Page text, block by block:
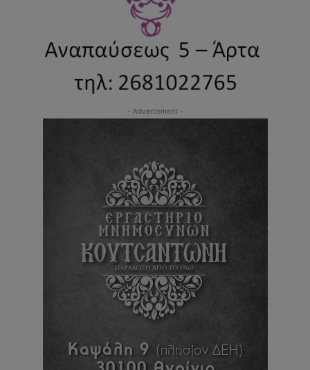
- Advertisment -